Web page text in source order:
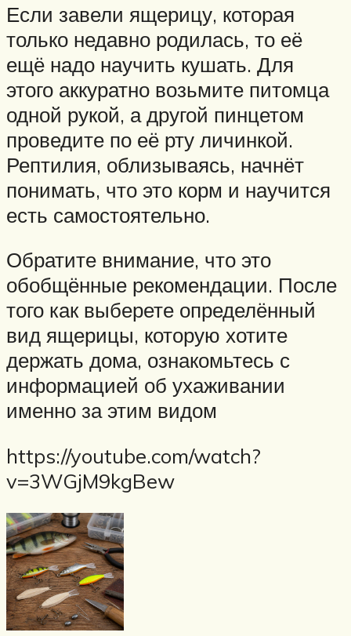
Если завели ящерицу, которая
только недавно родилась, то её
ещё надо научить кушать. Для
этого аккуратно возьмите питомца
одной рукой, а другой пинцетом
проведите по её рту личинкой.
Рептилия, облизываясь, начнёт
понимать, что это корм и научится
есть самостоятельно.
Обратите внимание, что это
обобщённые рекомендации. После
того как выберете определённый
вид ящерицы, которую хотите
держать дома, ознакомьтесь с
информацией об ухаживании
именно за этим видом
https://youtube.com/watch?
v=3WGjM9kgBew